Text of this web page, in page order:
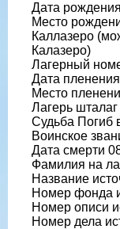
Дата
Место
Каллазеро
Калазеро)
Лагерный
Дата
Место
Лагерь
Судьба Погиб
Воинское
Дата смерти
Фамилия на
Название
Номер фонда
Номер описи
Номер дела